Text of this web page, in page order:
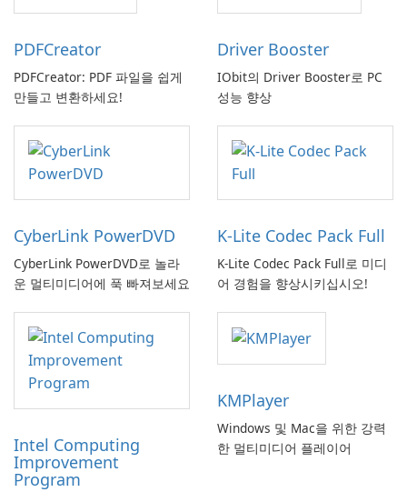
PDFCreator
PDFCreator: PDF 파일을 쉽게
만들고 변환하세요!
Driver Booster
IObit의 Driver Booster로 PC
성능 향상
CyberLink PowerDVD
CyberLink PowerDVD로 놀라
운 멀티미디어에 푹 빠져보세요
K-Lite Codec Pack Full
K-Lite Codec Pack Full로 미디
어 경험을 향상시키십시오!
Intel Computing
Improvement
Program
KMPlayer
Windows 및 Mac을 위한 강력
한 멀티미디어 플레이어